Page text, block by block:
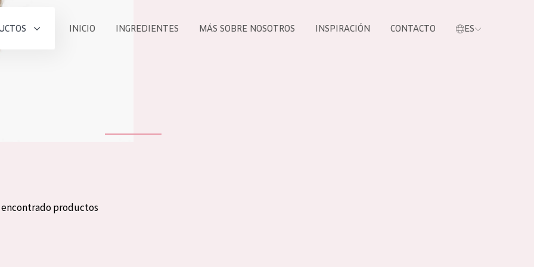
INICIO INGREDIENTES MÁS SOBRE NOSOTROS INSPIRACIÓN CONTACTO ES
encontrado productos